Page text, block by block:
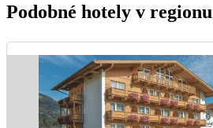
Podobné hotely v regionu